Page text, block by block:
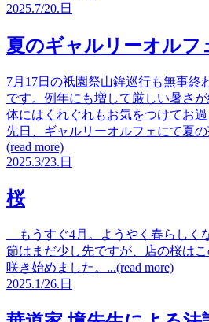
2025.7/20. 日
夏のギャルリーオルフ
7月17日の祇園祭山鉾巡行も無事終
です。例年にも増して厳しい暑さ
体にはくれぐれもお気をつけてお
先日、ギャルリーオルフェにて夏
(read more)
2025.3/23. 日
桜
もうすぐ4月。ようやく春らしく
節はまだ少し先ですが、店の桜は
咲き始めました。...(read more)
2025.1/26. 日